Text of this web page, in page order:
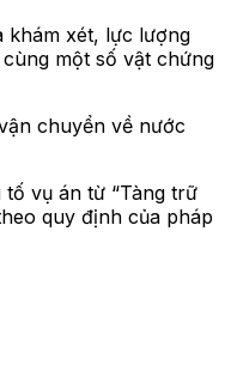
khám xét, lực lượng
một số vật chứng
chuyển về nước
vụ án từ “Tàng trữ
quy định của pháp